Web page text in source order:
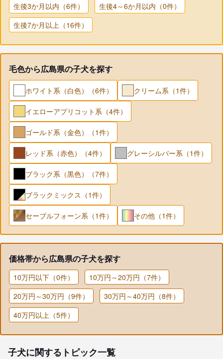
生後3か月以内（6件）
生後4～6か月以内（0件）
生後7か月以上（16件）
毛色から広島県の子犬を探す
ホワイト系（白色）（6件） クリーム系（1件）
イエローアプリコット系（4件）
ゴールド系（金色）（1件）
レッド系（赤色）（4件） グレーシルバー系（1件）
ブラック系（黒色）（7件）
ブラックミックス（1件）
セーブルフォーン系（1件） その他（1件）
価格帯から広島県の子犬を探す
10万円以下（0件）
10万円～20万円（7件）
20万円～30万円（9件）
30万円～40万円（8件）
40万円以上（5件）
子犬に関するトピック一覧